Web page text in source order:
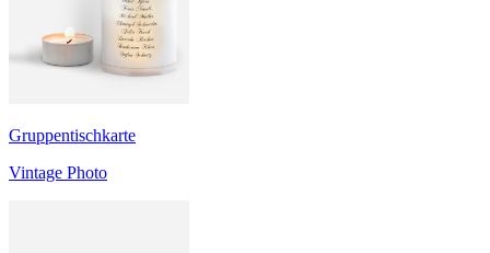
Gruppentischkarte
Vintage Photo